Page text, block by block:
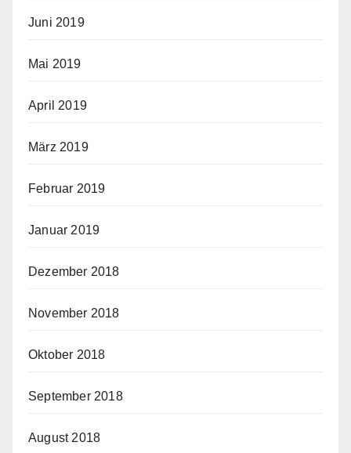
Juni 2019
Mai 2019
April 2019
März 2019
Februar 2019
Januar 2019
Dezember 2018
November 2018
Oktober 2018
September 2018
August 2018